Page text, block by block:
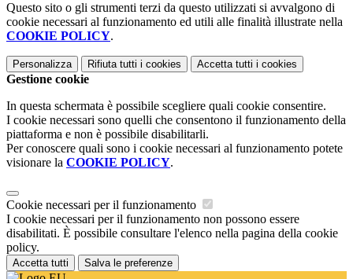
Questo sito o gli strumenti terzi da questo utilizzati si avvalgono di
cookie necessari al funzionamento ed utili alle finalità illustrate nella
COOKIE POLICY.
Personalizza Rifiuta tutti i cookies Accetta tutti i cookies
Gestione cookie
In questa schermata è possibile scegliere quali cookie consentire.
I cookie necessari sono quelli che consentono il funzionamento della
piattaforma e non è possibile disabilitarli.
Per conoscere quali sono i cookie necessari al funzionamento potete
visionare la COOKIE POLICY.
Cookie necessari per il funzionamento
I cookie necessari per il funzionamento non possono essere
disabilitati. È possibile consultare l'elenco nella pagina della cookie
policy.
Accetta tutti Salva le preferenze